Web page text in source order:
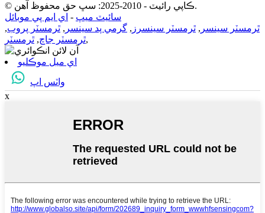
© ڪاپي رائيٽ - 2010-2025: سڀ حق محفوظ آهن.
سائيٽ ميپ - اي ايم پي موبائل
ٿرمسٽر سينسر , ٿرمسٽر سينسرز , گرمي پد سينسر , ٿرمسٽر پروب,
ٿرمسٽر جاچ, ٿرمسٽر ,
اي ميل موڪليو
واٽس اپ
x